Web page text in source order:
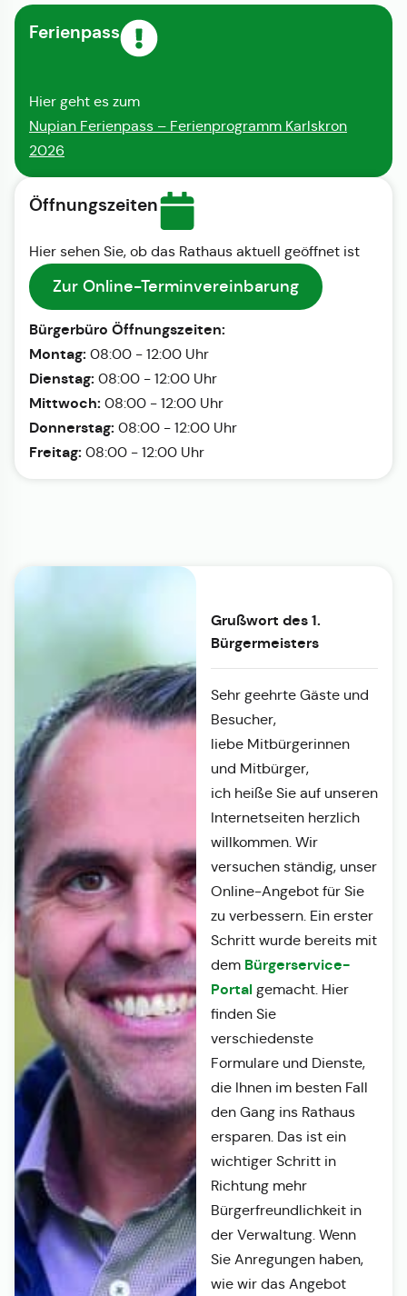
Ferienpass
Hier geht es zum
Nupian Ferienpass – Ferienprogramm Karlskron
2026
Öffnungszeiten
Hier sehen Sie, ob das Rathaus aktuell geöffnet ist
Zur Online-Terminvereinbarung
Bürgerbüro Öffnungszeiten:
Montag: 08:00 - 12:00 Uhr
Dienstag: 08:00 - 12:00 Uhr
Mittwoch: 08:00 - 12:00 Uhr
Donnerstag: 08:00 - 12:00 Uhr
Freitag: 08:00 - 12:00 Uhr
Grußwort des 1.
Bürgermeisters
Sehr geehrte Gäste und
Besucher,
liebe Mitbürgerinnen
und Mitbürger,
ich heiße Sie auf unseren
Internetseiten herzlich
willkommen. Wir
versuchen ständig, unser
Online-Angebot für Sie
zu verbessern. Ein erster
Schritt wurde bereits mit
dem Bürgerservice-
Portalgemacht. Hier
finden Sie
verschiedenste
Formulare und Dienste,
die Ihnen im besten Fall
den Gang ins Rathaus
ersparen. Das ist ein
wichtiger Schritt in
Richtung mehr
Bürgerfreundlichkeit in
der Verwaltung. Wenn
Sie Anregungen haben,
wie wir das Angebot